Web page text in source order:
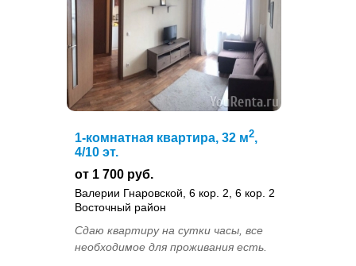
1-комнатная квартира, 32 м2,
4/10 эт.
от 1 700 руб.
Валерии Гнаровской, 6 кор. 2, 6 кор. 2
Восточный район
Сдаю квартиру на сутки часы, все
необходимое для проживания есть.